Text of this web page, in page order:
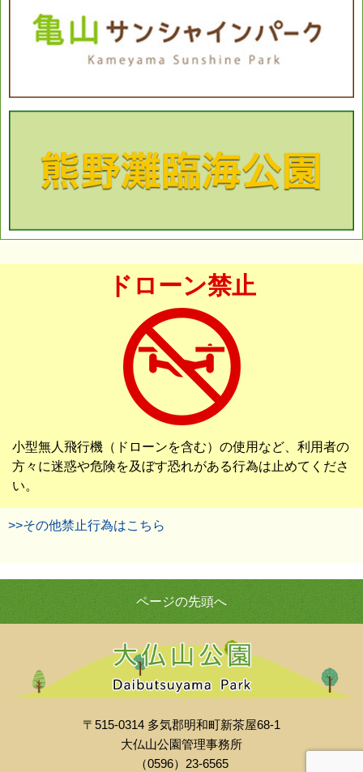
ドローン禁止
小型無人飛行機（ドローンを含む）の使用など、利用者の
方々に迷惑や危険を及ぼす恐れがある行為は止めてくださ
い。
>>その他禁止行為はこちら
ページの先頭へ
〒515-0314 多気郡明和町新茶屋68-1
大仏山公園管理事務所
（0596）23-6565